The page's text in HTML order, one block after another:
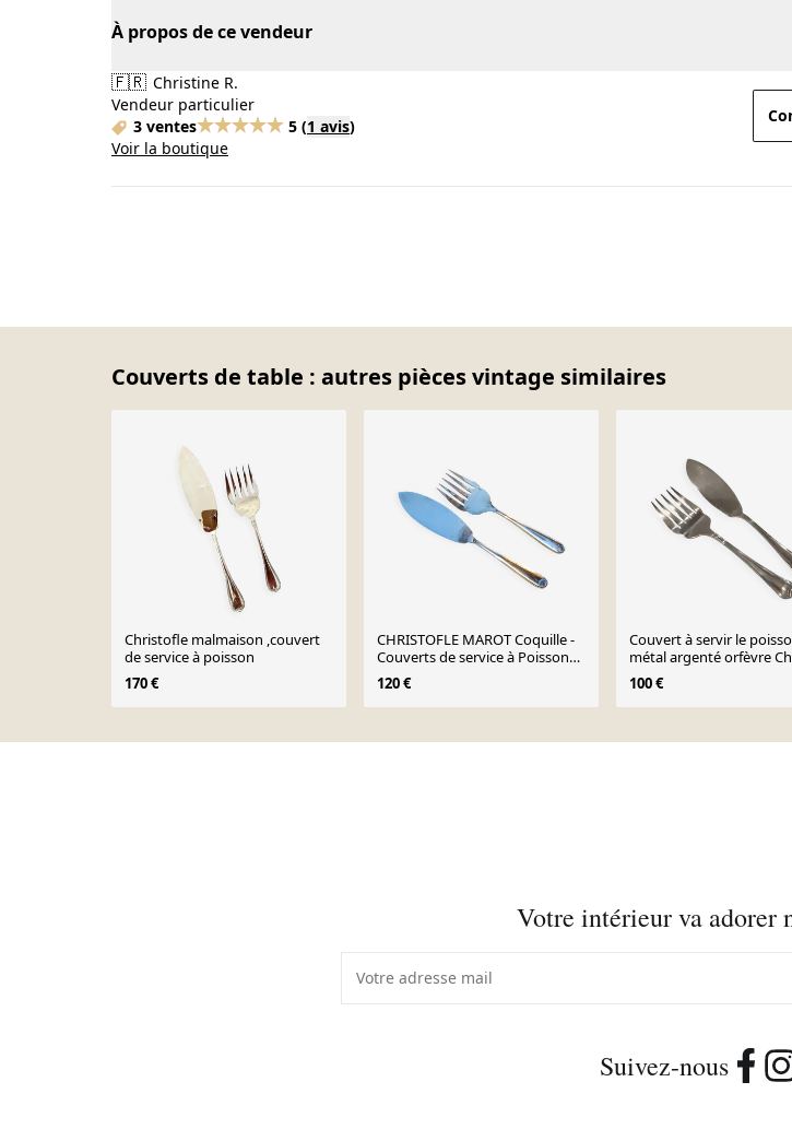
À propos de ce vendeur
🇫🇷 Christine R.
Vendeur particulier
3 ventes
5 (1 avis)
Voir la boutique
Couverts de table : autres pièces vintage similaires
Christofle malmaison ,couvert
de service à poisson
170 €
CHRISTOFLE MAROT Coquille -
Couverts de service à Poisson
(Couteau + Fourch
120 €
Couvert à servir le
métal argenté orfèvre
Chevrons
100 €
Votre intérieur va adorer
Suivez-nous